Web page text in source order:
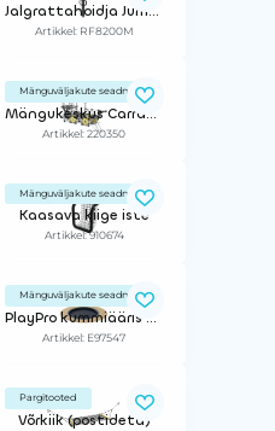
Jalgrattahoidja Jumbo
Artikkel: RF8200M
Mänguväljakute seadmed
Mängukeskus Carrax Cloxx
Artikkel: 220350
Mänguväljakute seadmed
Kaasava kiige iste
Artikkel: 910674
Mänguväljakute seadmed
PlayPro kummiääris Kids Tramp Loop XL batuudile
Artikkel: E97547
Pargitooted
Võrkiik (postideta)